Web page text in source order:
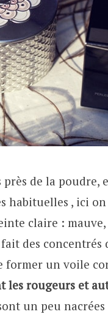
de la poudre,
habituelles , ici
claire : mauve,
des concentrés
former un voile
les rougeurs et
un peu